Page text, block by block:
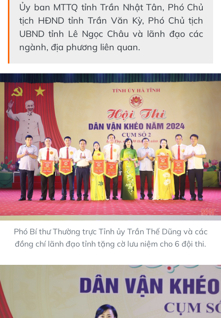
Ủy ban MTTQ tỉnh Trần Nhật Tân, Phó Chủ
tịch HĐND tỉnh Trần Văn Kỳ, Phó Chủ tịch
UBND tỉnh Lê Ngọc Châu và lãnh đạo các
ngành, địa phương liên quan.
Phó Bí thư Thường trực Tỉnh ủy Trần Thế Dũng và các
đồng chí lãnh đạo tỉnh tặng cờ lưu niệm cho 6 đội thi.